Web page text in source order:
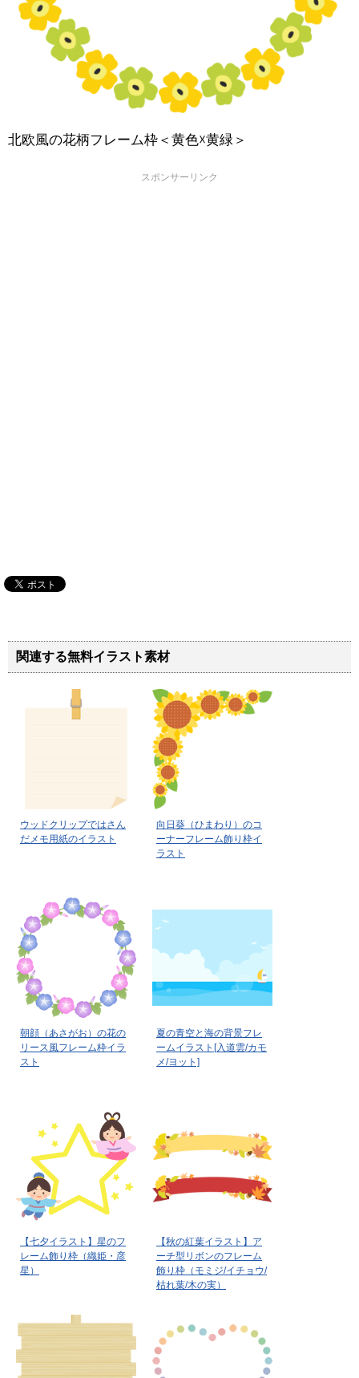
北欧風の花柄フレーム枠＜黄色☓黄緑＞
スポンサーリンク
関連する無料イラスト素材
ウッドクリップではさん
だメモ用紙のイラスト
向日葵（ひまわり）のコ
ーナーフレーム飾り枠イ
ラスト
朝顔（あさがお）の花の
リース風フレーム枠イラ
スト
夏の青空と海の背景フレ
ームイラスト[入道雲/カモ
メ/ヨット]
【七夕イラスト】星のフ
レーム飾り枠（織姫・彦
星）
【秋の紅葉イラスト】ア
ーチ型リボンのフレーム
飾り枠（モミジ/イチョウ/
枯れ葉/木の実）